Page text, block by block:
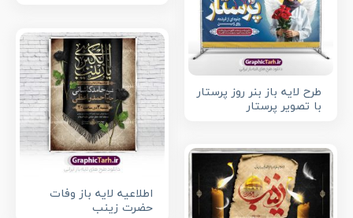
طرح لایه باز بنر روز پرستار
با تصویر پرستار
اطلاعیه لایه باز وفات
حضرت زینب